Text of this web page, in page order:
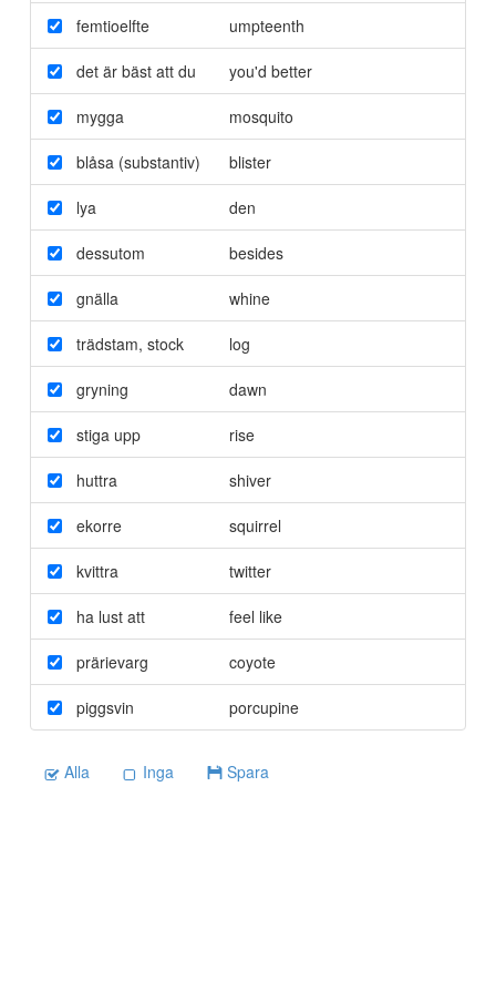
femtioelfte umpteenth
det är bäst att du you'd better
mygga mosquito
blåsa (substantiv) blister
lya den
dessutom besides
gnälla whine
trädstam, stock log
gryning dawn
stiga upp rise
huttra shiver
ekorre squirrel
kvittra twitter
ha lust att feel like
prärievarg coyote
piggsvin porcupine
Alla Inga Spara